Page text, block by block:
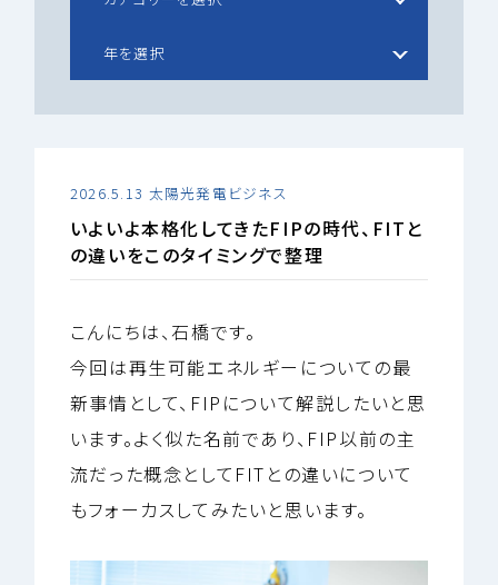
2026.5.13 太陽光発電ビジネス
いよいよ本格化してきたFIPの時代、FITと
の違いをこのタイミングで整理
こんにちは、石橋です。
今回は再生可能エネルギーについての最
新事情として、FIPについて解説したいと思
います。よく似た名前であり、FIP以前の主
流だった概念としてFITとの違いについて
もフォーカスしてみたいと思います。